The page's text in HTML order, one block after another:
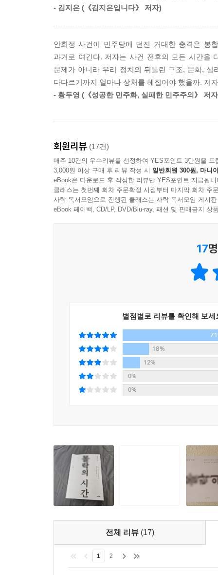
마무리되었고, 안 지사도 그런 업무 방식에 만족
안 지사는 시사에 약한 탓에 2016년 11월 박근혜
하는 것에 대해서도 제대로 이해하거나 공감하지
안 된다’는 말만을 되뇌었다. (중략) 4년간의 치
는 사회의 작은 일들은 그리 중요한 사안이 아니
믿을 수 없었다. 안 지사에게 평소 여성 편력이 있
가 멍했다. 도움을 요청하는 절규 섞인 목소리를
의 여정이 이렇게 허무하게 끝난다는 사실을 쉽게
하는 내내 머릿속이 복잡했다. 마음이 쉽게 정리되
--- 「5장 〈정치의 몰락: 마침내 붕괴되다〉」 중
할 수 있다. 가해자 한 명의 잘못으로만 여겨서는
충남도지사로 처음 당선되었을 당시의 안희정은
등의 파격적인 행보를 보이며 도정을 성공적으로
만드는 정치 등, 그와 함께 정치의 본질을 알아가
감동적이기까지 하다.
그러나 안희정은 서서히 공무원 의전 카르텔에
변질되어간다. 대통령이라는 최고 권력을 향한
저자는 2017년 민주당 대통령 후보 경선 과정,
피상적으로 알았던 안희정 몰락의 과정을 입체적
다시는 이와 같은 정치인이 나오지 않기 위해 지
제언은 이 책의 ‘에필로그’에서 확인할 수 있다.
손색이 없다.
- 김지은 (《김지은입니다》 저자)
안희정 사건이 민주당에 던진 거대한 충격은 봉
과거로 여긴다. 저자는 사건 전후의 모든 시간을
문제가 아니라 우리 정치의 뒤틀린 구조, 문화,
다다르기까지 얼마나 상처를 헤집어야 했을까. 저
- 황두영 (《성공한 민주화, 실패한 민주주의》 저
회원리뷰 (17건)
매주 10건의 우수리뷰를 선정하여 YES포인트 3만원을 드
3,000원 이상 구매 후 리뷰 작성 시 일반회원 300원, 마니
eBook은 다운로드 후 작성한 리뷰만 YES포인트 지급됩니
클래스는 첫번째 회차 주문확정 시점부터 마지막 회차 주
사락 독서모임으로 진행된 클래스는 사락 독서모임 게시
eBook 페이백, CD/LP, DVD/Blu-ray, 패션 및 판매금지 상
17
별점별로 리뷰를 확인해 보세
18%
12%
0%
0%
전체 리뷰 (17)
1 2